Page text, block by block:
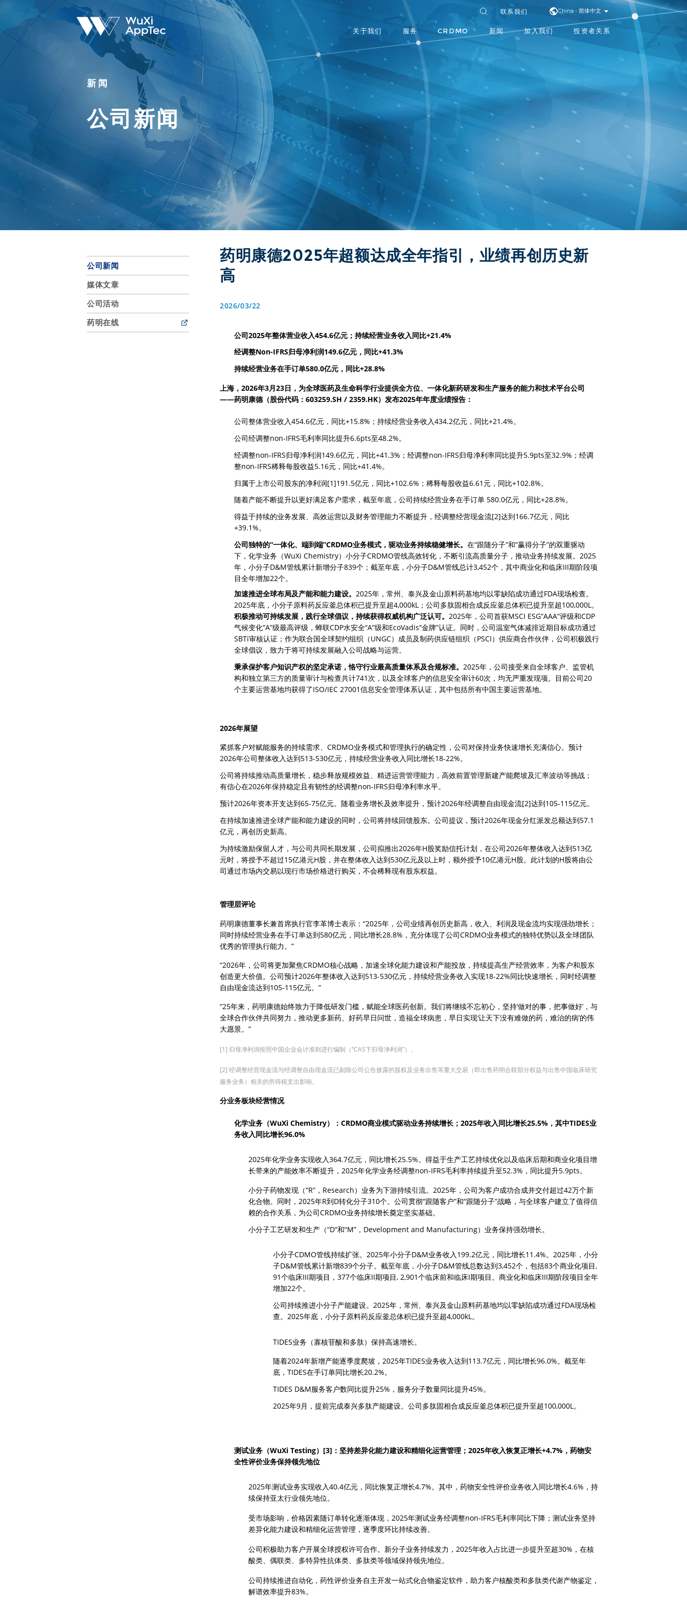
联系我们 China - 简体中文
关于我们 服务 CRDMO 新闻 加入我们 投资者关系
公司新闻
媒体文章
公司活动
药明在线
新闻
公司新闻
药明康德2025年超额达成全年指引，业绩再创历史新
高
2026/03/22
公司2025年整体营业收入454.6亿元；持续经营业务收入同比+21.4%
经调整Non-IFRS归母净利润149.6亿元，同比+41.3%
持续经营业务在手订单580.0亿元，同比+28.8%
上海，2026年3月23日，为全球医药及生命科学行业提供全方位、一体化新药研发和生产服务的能力和技术平台公司
——药明康德（股份代码：603259.SH / 2359.HK）发布2025年年度业绩报告：
公司整体营业收入454.6亿元，同比+15.8%；持续经营业务收入434.2亿元，同比+21.4%。
公司经调整non-IFRS毛利率同比提升6.6pts至48.2%。
经调整non-IFRS归母净利润149.6亿元，同比+41.3%；经调整non-IFRS归母净利率同比提升5.9pts至32.9%；经调
整non-IFRS稀释每股收益5.16元，同比+41.4%。
归属于上市公司股东的净利润[1]191.5亿元，同比+102.6%；稀释每股收益6.61元，同比+102.8%。
随着产能不断提升以更好满足客户需求，截至年底，公司持续经营业务在手订单 580.0亿元，同比+28.8%。
得益于持续的业务发展、高效运营以及财务管理能力不断提升，经调整经营现金流[2]达到166.7亿元，同比
+39.1%。
公司独特的“一体化、端到端”CRDMO业务模式，驱动业务持续稳健增长。 在“跟随分子”和“赢得分子”的双重驱动
下，化学业务（WuXi Chemistry）小分子CRDMO管线高效转化，不断引流高质量分子，推动业务持续发展。2025
年，小分子D&M管线累计新增分子839个；截至年底，小分子D&M管线总计3,452个，其中商业化和临床III期阶段项
目全年增加22个。
加速推进全球布局及产能和能力建设。 2025年，常州、泰兴及金山原料药基地均以零缺陷成功通过FDA现场检查。
2025年底，小分子原料药反应釜总体积已提升至超4,000kL；公司多肽固相合成反应釜总体积已提升至超100,000L。
积极推动可持续发展，践行全球倡议，持续获得权威机构广泛认可。 2025年，公司首获MSCI ESG“AAA”评级和CDP
气候变化“A”级最高评级，蝉联CDP水安全“A”级和EcoVadis“金牌”认证。同时，公司温室气体减排近期目标成功通过
SBTi审核认证；作为联合国全球契约组织（UNGC）成员及制药供应链组织（PSCI）供应商合作伙伴，公司积极践行
全球倡议，致力于将可持续发展融入公司战略与运营。
秉承保护客户知识产权的坚定承诺，恪守行业最高质量体系及合规标准。 2025年，公司接受来自全球客户、监管机
构和独立第三方的质量审计与检查共计741次，以及全球客户的信息安全审计60次，均无严重发现项。目前公司20
个主要运营基地均获得了ISO/IEC 27001信息安全管理体系认证，其中包括所有中国主要运营基地。
2026年展望
紧抓客户对赋能服务的持续需求、CRDMO业务模式和管理执行的确定性，公司对保持业务快速增长充满信心。预计
2026年公司整体收入达到513-530亿元，持续经营业务收入同比增长18-22%。
公司将持续推动高质量增长，稳步释放规模效益、精进运营管理能力，高效前置管理新建产能爬坡及汇率波动等挑战；
有信心在2026年保持稳定且有韧性的经调整non-IFRS归母净利率水平。
预计2026年资本开支达到65-75亿元。随着业务增长及效率提升，预计2026年经调整自由现金流[2]达到105-115亿元。
在持续加速推进全球产能和能力建设的同时，公司将持续回馈股东。公司提议，预计2026年现金分红派发总额达到57.1
亿元，再创历史新高。
为持续激励保留人才，与公司共同长期发展，公司拟推出2026年H股奖励信托计划，在公司2026年整体收入达到513亿
元时，将授予不超过15亿港元H股，并在整体收入达到530亿元及以上时，额外授予10亿港元H股。此计划的H股将由公
司通过市场内交易以现行市场价格进行购买，不会稀释现有股东权益。
管理层评论
药明康德董事长兼首席执行官李革博士表示：“2025年，公司业绩再创历史新高，收入、利润及现金流均实现强劲增长；
同时持续经营业务在手订单达到580亿元，同比增长28.8%，充分体现了公司CRDMO业务模式的独特优势以及全球团队
优秀的管理执行能力。”
“2026年，公司将更加聚焦CRDMO核心战略，加速全球化能力建设和产能投放，持续提高生产经营效率，为客户和股东
创造更大价值。公司预计2026年整体收入达到513-530亿元，持续经营业务收入实现18-22%同比快速增长，同时经调整
自由现金流达到105-115亿元。”
“25年来，药明康德始终致力于降低研发门槛，赋能全球医药创新。我们将继续不忘初心，坚持‘做对的事，把事做好’，与
全球合作伙伴共同努力，推动更多新药、好药早日问世，造福全球病患，早日实现‘让天下没有难做的药，难治的病’的伟
大愿景。”
[1] 归母净利润按照中国企业会计准则进行编制（“CAS下归母净利润”）。
[2] 经调整经营现金流与经调整自由现金流已剔除公司公告披露的股权及业务出售等重大交易（即出售药明合联部分权益与出售中国临床研究
服务业务）相关的所得税支出影响。
分业务板块经营情况
化学业务（WuXi Chemistry）：CRDMO商业模式驱动业务持续增长；2025年收入同比增长25.5%，其中TIDES业
务收入同比增长96.0%
2025年化学业务实现收入364.7亿元，同比增长25.5%。得益于生产工艺持续优化以及临床后期和商业化项目增
长带来的产能效率不断提升，2025年化学业务经调整non-IFRS毛利率持续提升至52.3%，同比提升5.9pts。
小分子药物发现（“R”，Research）业务为下游持续引流。2025年，公司为客户成功合成并交付超过42万个新
化合物。同时，2025年R到D转化分子310个。公司贯彻“跟随客户”和“跟随分子”战略，与全球客户建立了值得信
赖的合作关系，为公司CRDMO业务持续增长奠定坚实基础。
小分子工艺研发和生产（“D”和“M”，Development and Manufacturing）业务保持强劲增长。
小分子CDMO管线持续扩张。2025年小分子D&M业务收入199.2亿元，同比增长11.4%。2025年，小分
子D&M管线累计新增839个分子。截至年底，小分子D&M管线总数达到3,452个，包括83个商业化项目,
91个临床III期项目，377个临床II期项目, 2,901个临床前和临床I期项目。商业化和临床III期阶段项目全年
增加22个。
公司持续推进小分子产能建设。2025年，常州、泰兴及金山原料药基地均以零缺陷成功通过FDA现场检
查。2025年底，小分子原料药反应釜总体积已提升至超4,000kL。
TIDES业务（寡核苷酸和多肽）保持高速增长。
随着2024年新增产能逐季度爬坡，2025年TIDES业务收入达到113.7亿元，同比增长96.0%。截至年
底，TIDES在手订单同比增长20.2%。
TIDES D&M服务客户数同比提升25%，服务分子数量同比提升45%。
2025年9月，提前完成泰兴多肽产能建设。公司多肽固相合成反应釜总体积已提升至超100,000L。
测试业务（WuXi Testing） [3] ：坚持差异化能力建设和精细化运营管理；2025年收入恢复正增长+4.7%，药物安
全性评价业务保持领先地位
2025年测试业务实现收入40.4亿元，同比恢复正增长4.7%。其中，药物安全性评价业务收入同比增长4.6%，持
续保持亚太行业领先地位。
受市场影响，价格因素随订单转化逐渐体现，2025年测试业务经调整non-IFRS毛利率同比下降；测试业务坚持
差异化能力建设和精细化运营管理，逐季度环比持续改善。
公司积极助力客户开展全球授权许可合作。新分子业务持续发力，2025年收入占比进一步提升至超30%，在核
酸类、偶联类、多特异性抗体类、多肽类等领域保持领先地位。
公司持续推进自动化，药性评价业务自主开发一站式化合物鉴定软件，助力客户核酸类和多肽类代谢产物鉴定，
解谱效率提升83%。